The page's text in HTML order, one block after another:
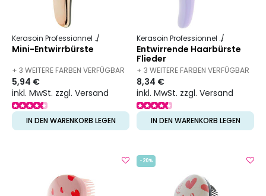
Kerasoin Professionnel Friseurbedarf Entwirrbürste
Mini-Entwirrbürste
+ 3 WEITERE FARBEN VERFÜGBAR
5,94 €
inkl. MwSt. zzgl. Versand
IN DEN WARENKORB LEGEN
Kerasoin Professionnel
Entwirrende Haarbürste
Flieder
+ 3 WEITERE FARBEN VERFÜGBAR
8,34 €
inkl. MwSt. zzgl. Versand
IN DEN WARENKORB LEGEN
-20%